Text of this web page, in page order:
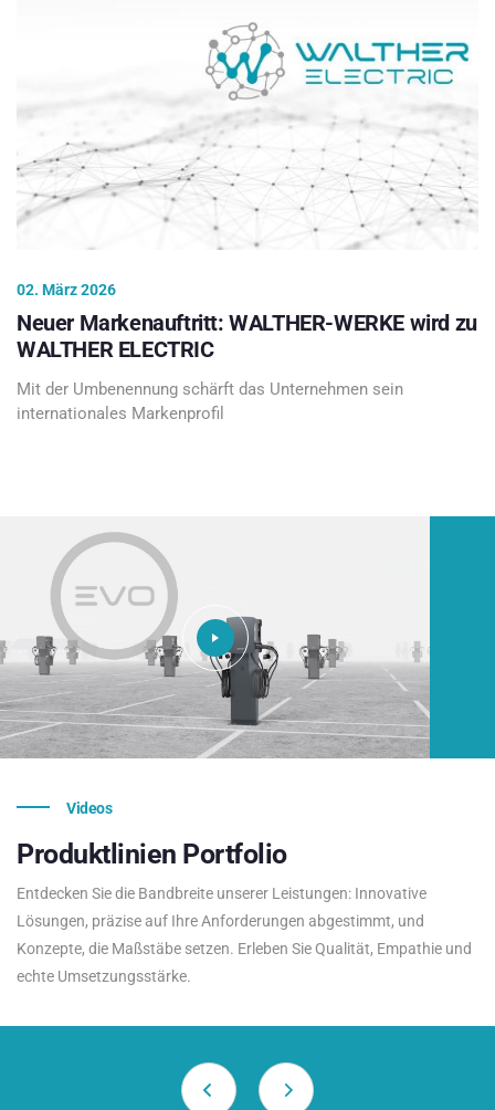
02. März 2026
Neuer Markenauftritt: WALTHER-WERKE wird zu
WALTHER ELECTRIC
Mit der Umbenennung schärft das Unternehmen sein
internationales Markenprofil
Videos
Produktlinien Portfolio
Entdecken Sie die Bandbreite unserer Leistungen: Innovative
Lösungen, präzise auf Ihre Anforderungen abgestimmt, und
Konzepte, die Maßstäbe setzen. Erleben Sie Qualität, Empathie und
echte Umsetzungsstärke.